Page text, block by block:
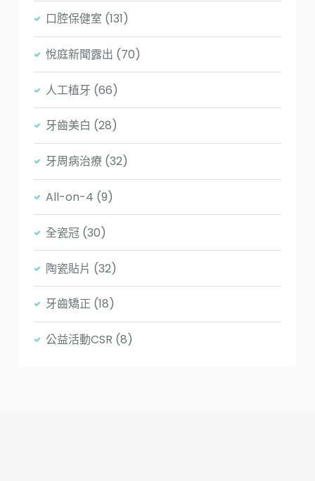
口腔保健室 (131)
悅庭新聞露出 (70)
人工植牙 (66)
牙齒美白 (28)
牙周病治療 (32)
All-on-4 (9)
全瓷冠 (30)
陶瓷貼片 (32)
牙齒矯正 (18)
公益活動CSR (8)